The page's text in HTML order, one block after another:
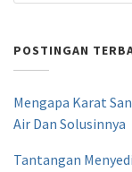
POSTINGAN
Mengapa Karat
Air Dan Solusinnya
Tantangan